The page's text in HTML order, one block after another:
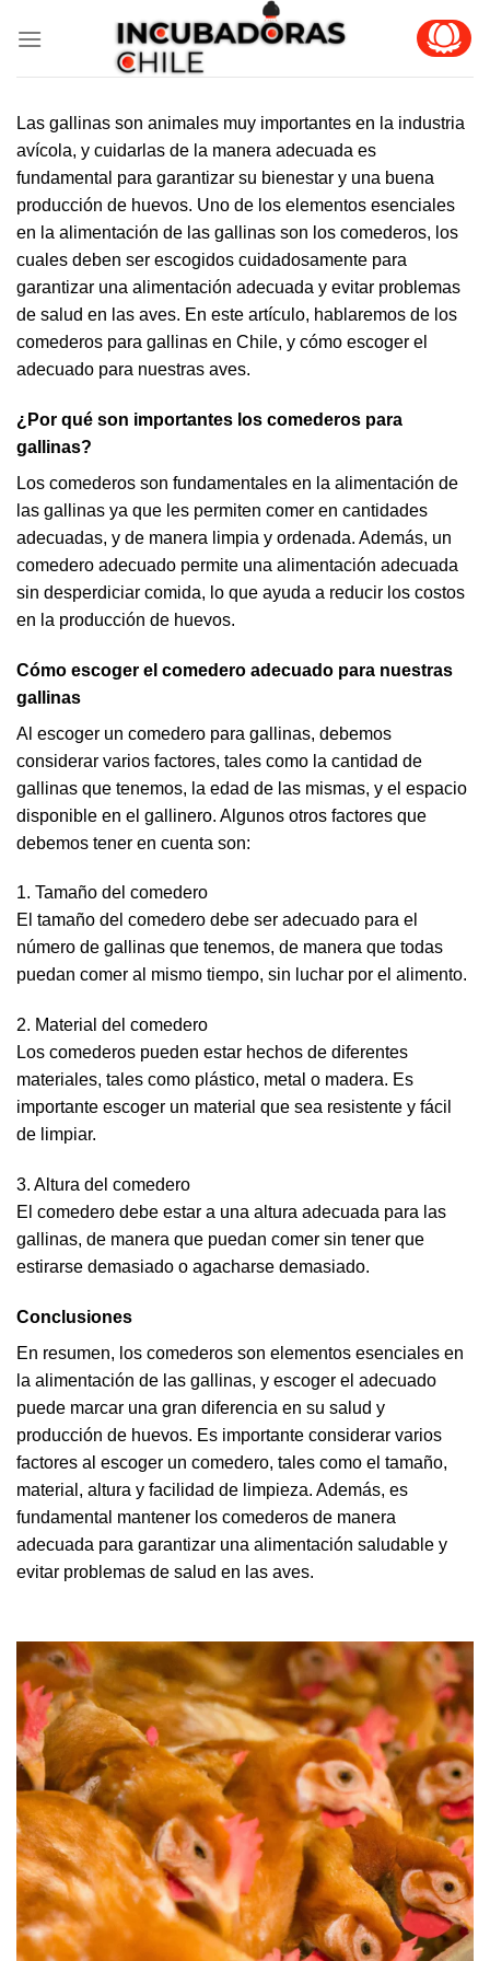
Las gallinas son animales muy importantes en la industria
avícola, y cuidarlas de la manera adecuada es
fundamental para garantizar su bienestar y una buena
producción de huevos. Uno de los elementos esenciales
en la alimentación de las gallinas son los comederos, los
cuales deben ser escogidos cuidadosamente para
garantizar una alimentación adecuada y evitar problemas
de salud en las aves. En este artículo, hablaremos de los
comederos para gallinas en Chile, y cómo escoger el
adecuado para nuestras aves.
¿Por qué son importantes los comederos para
gallinas?
Los comederos son fundamentales en la alimentación de
las gallinas ya que les permiten comer en cantidades
adecuadas, y de manera limpia y ordenada. Además, un
comedero adecuado permite una alimentación adecuada
sin desperdiciar comida, lo que ayuda a reducir los costos
en la producción de huevos.
Cómo escoger el comedero adecuado para nuestras
gallinas
Al escoger un comedero para gallinas, debemos
considerar varios factores, tales como la cantidad de
gallinas que tenemos, la edad de las mismas, y el espacio
disponible en el gallinero. Algunos otros factores que
debemos tener en cuenta son:
1. Tamaño del comedero
El tamaño del comedero debe ser adecuado para el
número de gallinas que tenemos, de manera que todas
puedan comer al mismo tiempo, sin luchar por el alimento.
2. Material del comedero
Los comederos pueden estar hechos de diferentes
materiales, tales como plástico, metal o madera. Es
importante escoger un material que sea resistente y fácil
de limpiar.
3. Altura del comedero
El comedero debe estar a una altura adecuada para las
gallinas, de manera que puedan comer sin tener que
estirarse demasiado o agacharse demasiado.
Conclusiones
En resumen, los comederos son elementos esenciales en
la alimentación de las gallinas, y escoger el adecuado
puede marcar una gran diferencia en su salud y
producción de huevos. Es importante considerar varios
factores al escoger un comedero, tales como el tamaño,
material, altura y facilidad de limpieza. Además, es
fundamental mantener los comederos de manera
adecuada para garantizar una alimentación saludable y
evitar problemas de salud en las aves.